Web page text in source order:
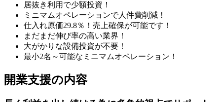
居抜き利用で少額投資！
ミニマムオペレーションで人件費削減！
仕入れ原価29.8％！売上確保が可能です！
まだまだ伸び率の高い業界！
大がかりな設備投資が不要！
最小2名～可能なミニマムオペレーション！
開業支援の内容